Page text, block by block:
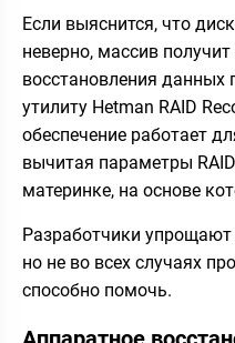
Если выяснится, что
неверно, массив
восстановления данных
утилиту Hetman RAID
обеспечение работает
вычитая параметры
материнке, на основе
Разработчики
но не во всех случаях
способно помочь.